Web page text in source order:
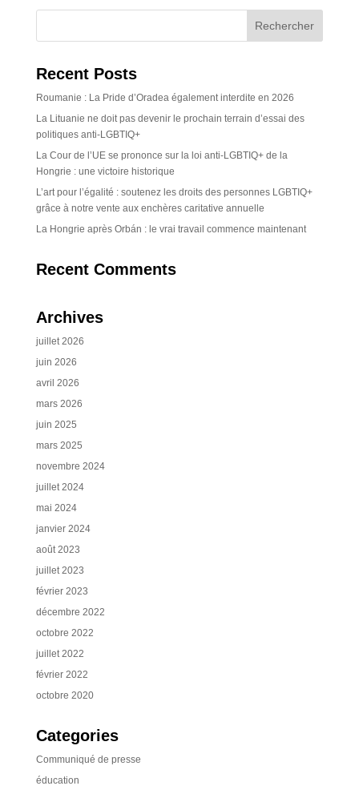
Recent Posts
Roumanie : La Pride d’Oradea également interdite en 2026
La Lituanie ne doit pas devenir le prochain terrain d’essai des
politiques anti-LGBTIQ+
La Cour de l’UE se prononce sur la loi anti-LGBTIQ+ de la
Hongrie : une victoire historique
L’art pour l’égalité : soutenez les droits des personnes LGBTIQ+
grâce à notre vente aux enchères caritative annuelle
La Hongrie après Orbán : le vrai travail commence maintenant
Recent Comments
Archives
juillet 2026
juin 2026
avril 2026
mars 2026
juin 2025
mars 2025
novembre 2024
juillet 2024
mai 2024
janvier 2024
août 2023
juillet 2023
février 2023
décembre 2022
octobre 2022
juillet 2022
février 2022
octobre 2020
Categories
Communiqué de presse
éducation